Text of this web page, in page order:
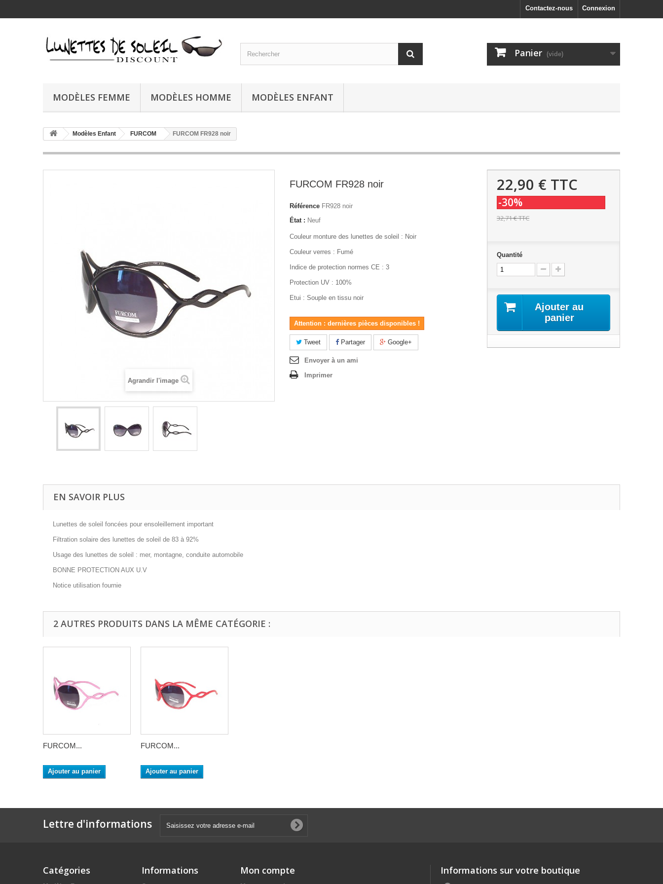
Connexion
Contactez-nous
Panier (vide)
MODÈLES FEMME MODÈLES HOMME MODÈLES ENFANT
Modèles Enfant FURCOM FURCOM FR928 noir
Agrandir l'image
FURCOM FR928 noir
Référence FR928 noir
État : Neuf
Couleur monture des lunettes de soleil : Noir
Couleur verres : Fumé
Indice de protection normes CE : 3
Protection UV : 100%
Etui : Souple en tissu noir
Attention : dernières pièces disponibles !
Tweet Partager Google+
Envoyer à un ami
Imprimer
22,90 € TTC
-30%
32,71 €TTC
Quantité
Ajouter au
panier
EN SAVOIR PLUS
Lunettes de soleil foncées pour ensoleillement important
Filtration solaire des lunettes de soleil de 83 à 92%
Usage des lunettes de soleil : mer, montagne, conduite automobile
BONNE PROTECTION AUX U.V
Notice utilisation fournie
2 AUTRES PRODUITS DANS LA MÊME CATÉGORIE :
FURCOM...
Ajouter au panier
FURCOM...
Ajouter au panier
Lettre d'informations
Catégories Informations Mon compte Informations sur votre boutique